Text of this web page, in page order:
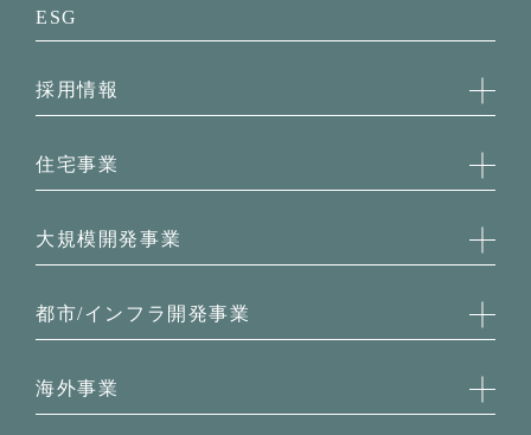
役員一覧・組織図
会社案内
ESG
採用情報
新卒採用
住宅事業
新築分譲マンション
不動産仲介
新築賃貸レジデンス
大規模開発事業
枚方市駅周辺地区第一種市街地再開発事業
八幡インター南・​京田辺松井インター西
都市/インフラ開発事業
オフィスビル
海外事業